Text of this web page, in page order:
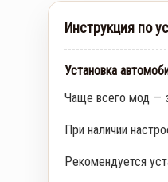
Инструкция по
Установка
Чаще всего мод —
При наличии
Рекомендуется